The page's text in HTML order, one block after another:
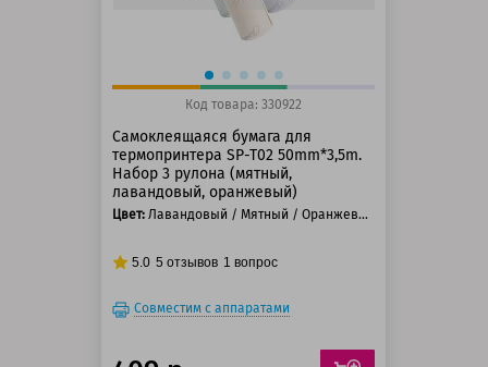
Код товара: 330922
Самоклеящаяся бумага для
термопринтера SP-T02 50mm*3,5m.
Набор 3 рулона (мятный,
лавандовый, оранжевый)
Цвет: Лавандовый / Мятный / Оранжевый
5.0 5 отзывов 1 вопрос
Совместим с аппаратами